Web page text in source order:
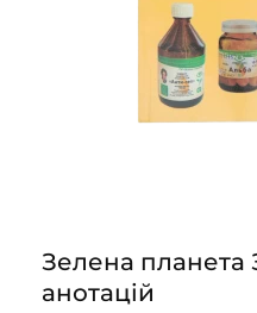
Зелена планета
анотацій